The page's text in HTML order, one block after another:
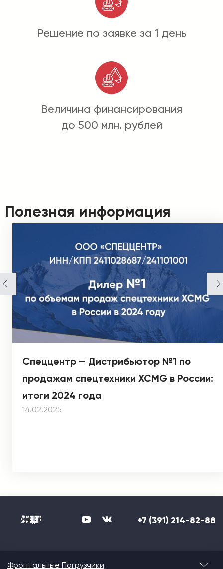
Решение по заявке за 1 день
Величина финансирования
до 500 млн. рублей
Полезная информация
Спеццентр — Дистрибьютор №1 по
продажам спецтехники XCMG в России:
итоги 2024 года
14.02.2025
+7 (391) 214-82-88
Фронтальные Погрузчики